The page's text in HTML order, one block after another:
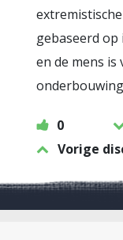
gebaseerd
en de mens is
0
Vorige